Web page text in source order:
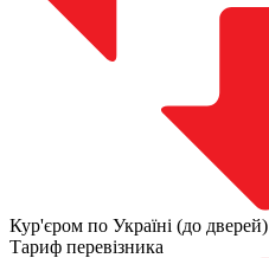
Кур'єром по Україні (до дверей)
Тариф перевізника